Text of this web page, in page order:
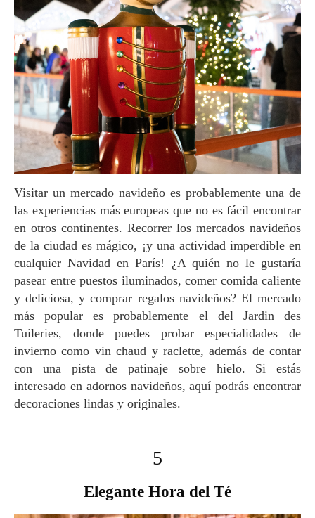
Visitar un mercado navideño es probablemente una de
las experiencias más europeas que no es fácil encontrar
en otros continentes. Recorrer los mercados navideños
de la ciudad es mágico, ¡y una actividad imperdible en
cualquier Navidad en París! ¿A quién no le gustaría
pasear entre puestos iluminados, comer comida caliente
y deliciosa, y comprar regalos navideños? El mercado
más popular es probablemente el del Jardin des
Tuileries, donde puedes probar especialidades de
invierno como vin chaud y raclette, además de contar
con una pista de patinaje sobre hielo. Si estás
interesado en adornos navideños, aquí podrás encontrar
decoraciones lindas y originales.
5
Elegante Hora del Té